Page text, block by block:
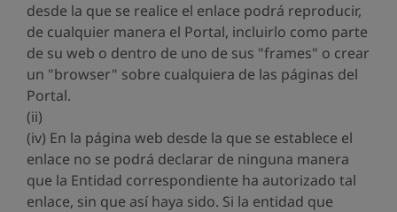
desde la que se realice el enlace podrá reproducir,
de cualquier manera el Portal, incluirlo como parte
de su web o dentro de uno de sus "frames" o crear
un "browser" sobre cualquiera de las páginas del
Portal.
(ii)
(iv) En la página web desde la que se establece el
enlace no se podrá declarar de ninguna manera
que la Entidad correspondiente ha autorizado tal
enlace, sin que así haya sido. Si la entidad que